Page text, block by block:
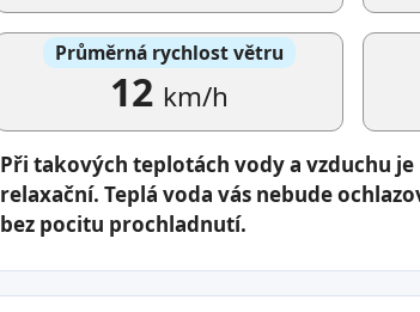
Průměrná rychlost větru
12 km/h
Při takových teplotách vody a vzduchu
relaxační. Teplá voda vás nebude
bez pocitu prochladnutí.